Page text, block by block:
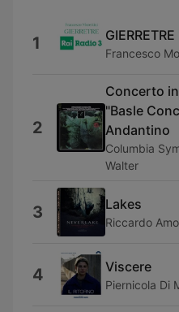
1 Francesco
2
Concerto
"Basle
Andantino
Columbia
Walter
3 Lakes
Riccardo
4 Viscere
Piernicola Di